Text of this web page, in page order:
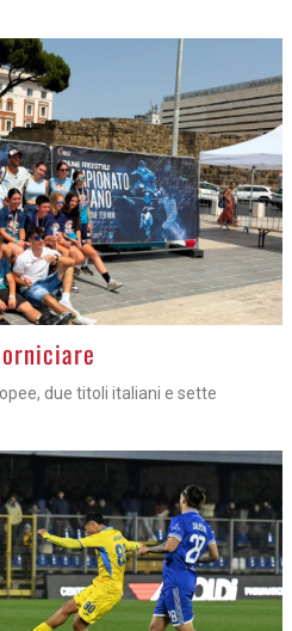
due titoli italiani e sette